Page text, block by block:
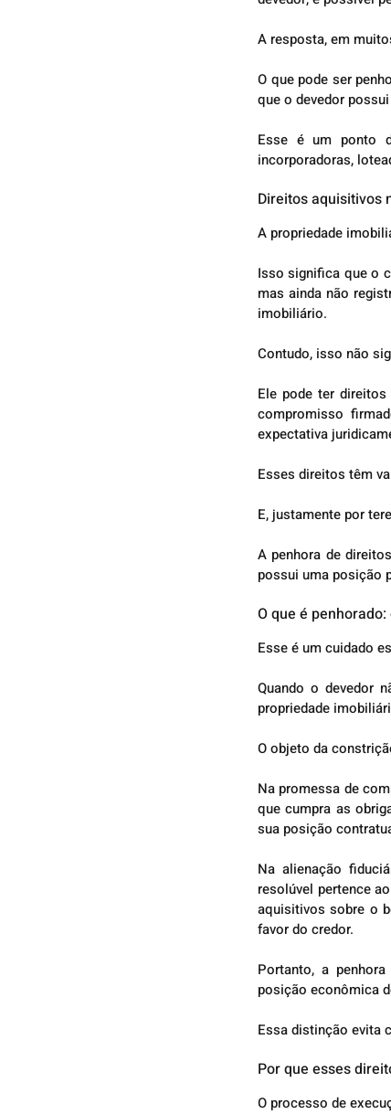
A resposta, em
O que pode ser
que o devedor
Esse é um ponto
incorporadoras,
Direitos aquisitivos
A propriedade
Isso significa que o
mas ainda não
imobiliário.
Contudo, isso não
Ele pode ter
compromisso
expectativa
Esses direitos têm
E, justamente por
A penhora de
possui uma posição
O que é
Esse é um cuidado
Quando o devedor
propriedade
O objeto da
Na promessa de
que cumpra as
sua posição
Na alienação
resolúvel pertence
aquisitivos sobre o
favor do credor.
Portanto, a
posição econômica
Essa distinção evita
Por que esses
O processo de